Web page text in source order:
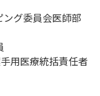
グ委員会医師部
用医療統括責任者